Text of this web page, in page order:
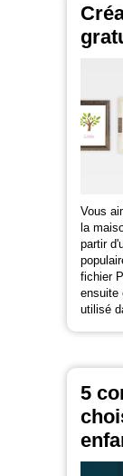
Vous
la
partir
fichier
ensuite
utilisé
5